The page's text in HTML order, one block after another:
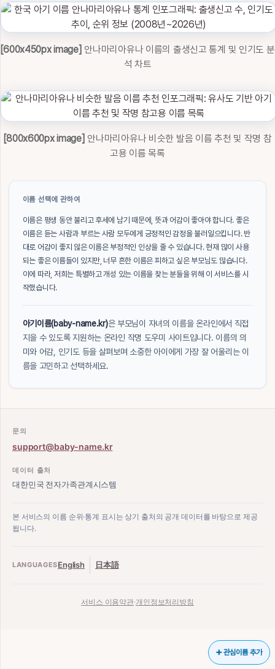
➕ 관심이름 추가
[600x450px image] 안나마리아유나 이름의 출생신고 통계 및 인기도 분
석 차트
[800x600px image] 안나마리아유나 비슷한 발음 이름 추천 및 작명 참
고용 이름 목록
이름 선택에 관하여
이름은 평생 동안 불리고 후세에 남기 때문에, 뜻과 어감이 좋아야 합니다. 좋은
이름은 듣는 사람과 부르는 사람 모두에게 긍정적인 감정을 불러일으킵니다. 반
대로 어감이 좋지 않은 이름은 부정적인 인상을 줄 수 있습니다. 현재 많이 사용
되는 좋은 이름들이 있지만, 너무 흔한 이름은 피하고 싶은 부모님도 많습니다.
이에 따라, 저희는 특별하고 개성 있는 이름을 찾는 분들을 위해 이 서비스를 시
작했습니다.
아기이름(baby-name.kr)은 부모님이 자녀의 이름을 온라인에서 직접
지을 수 있도록 지원하는 온라인 작명 도우미 사이트입니다. 이름의 의
미와 어감, 인기도 등을 살펴보며 소중한 아이에게 가장 잘 어울리는 이
름을 고민하고 선택하세요.
문의
support@baby-name.kr
데이터 출처
대한민국 전자가족관계시스템
본 서비스의 이름 순위·통계 표시는 상기 출처의 공개 데이터를 바탕으로 제공
됩니다.
LANGUAGESEnglish 日本語
서비스 이용약관·개인정보처리방침